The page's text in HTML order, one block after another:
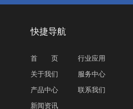
快捷导航
首
页
关于我们
产品中心
新闻资讯
行业应用
服务中心
联系我们